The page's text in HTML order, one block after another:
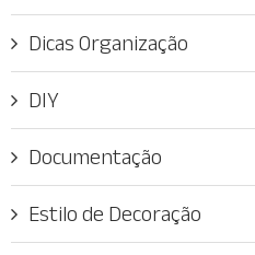
Dicas Organização
DIY
Documentação
Estilo de Decoração